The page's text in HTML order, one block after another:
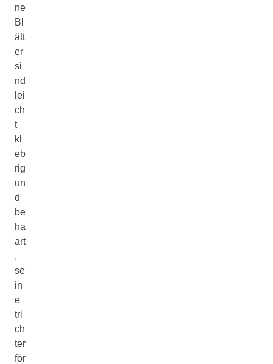
ne
Bl
ätt
er
si
nd
lei
ch
t
kl
eb
rig
un
d
be
ha
art
,
se
in
e
tri
ch
ter
för